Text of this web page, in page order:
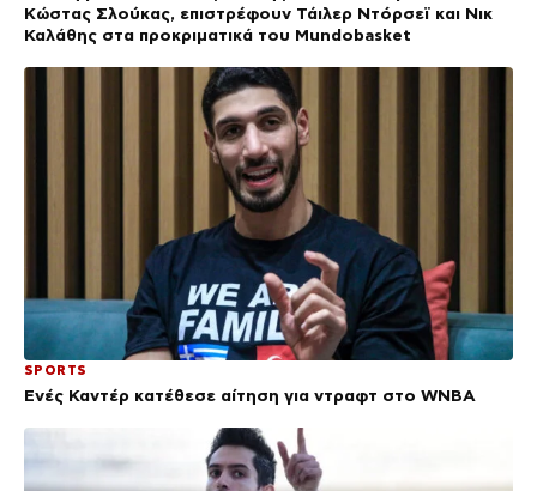
Κώστας Σλούκας, επιστρέφουν Τάιλερ Ντόρσεϊ και Νικ
Καλάθης στα προκριματικά του Mundobasket
SPORTS
Ενές Καντέρ κατέθεσε αίτηση για ντραφτ στο WNBA